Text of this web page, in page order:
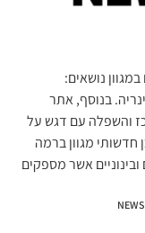
נושאים:
בנוסף, אתר
עם דגש על
מגוון ברמה
אשר מספקים